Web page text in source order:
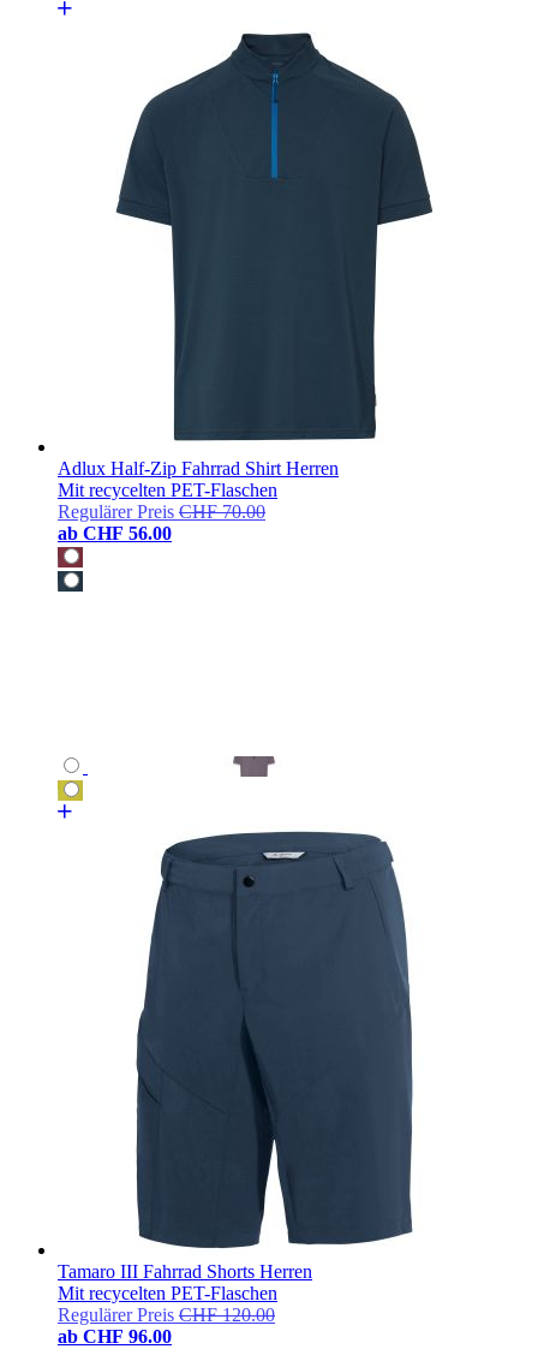
Adlux Half-Zip Fahrrad Shirt Herren
Mit recycelten PET-Flaschen
Regulärer Preis CHF 70.00
ab CHF 56.00
Tamaro III Fahrrad Shorts Herren
Mit recycelten PET-Flaschen
Regulärer Preis CHF 120.00
ab CHF 96.00